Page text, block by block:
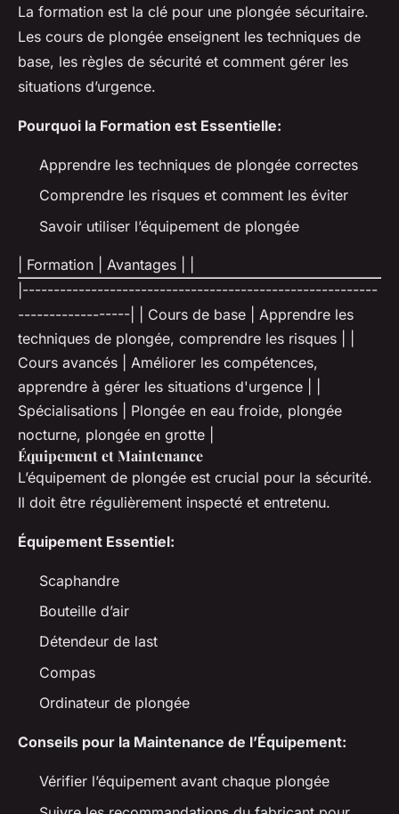
La formation est la clé pour une plongée sécuritaire.
Les cours de plongée enseignent les techniques de
base, les règles de sécurité et comment gérer les
situations d’urgence.
Pourquoi la Formation est Essentielle:
Apprendre les techniques de plongée correctes
Comprendre les risques et comment les éviter
Savoir utiliser l’équipement de plongée
| Formation | Avantages | |
|---------------------------------------------------------
------------------| | Cours de base | Apprendre les
techniques de plongée, comprendre les risques | |
Cours avancés | Améliorer les compétences,
apprendre à gérer les situations d'urgence | |
Spécialisations | Plongée en eau froide, plongée
nocturne, plongée en grotte |
Équipement et Maintenance
L’équipement de plongée est crucial pour la sécurité.
Il doit être régulièrement inspecté et entretenu.
Équipement Essentiel:
Scaphandre
Bouteille d’air
Détendeur de last
Compas
Ordinateur de plongée
Conseils pour la Maintenance de l’Équipement:
Vérifier l’équipement avant chaque plongée